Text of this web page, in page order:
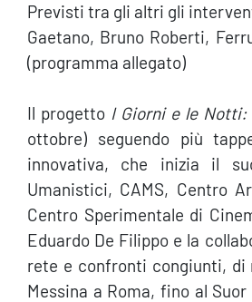
Previsti tra gli altri gli
Gaetano, Bruno Roberti,
(programma allegato)
Il progetto I Giorni e le Notti:
ottobre) seguendo più
innovativa, che inizia il
Umanistici, CAMS, Centro
Centro Sperimentale di
Eduardo De Filippo e la
rete e confronti congiunti, di
Messina a Roma, fino al